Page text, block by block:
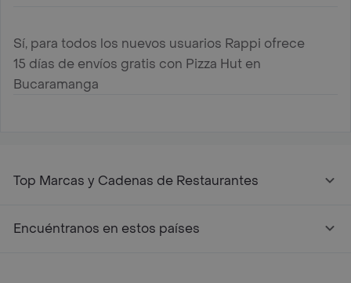
Sí, para todos los nuevos usuarios Rappi ofrece
15 días de envíos gratis con Pizza Hut en
Bucaramanga
Top Marcas y Cadenas de Restaurantes
Encuéntranos en estos países